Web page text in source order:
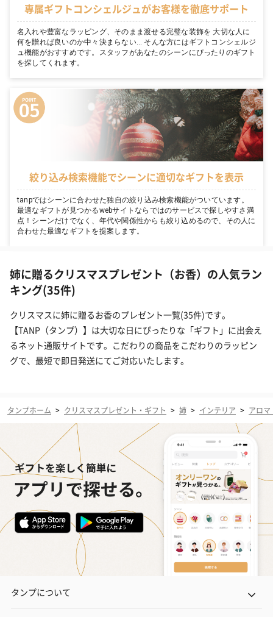
専属ギフトコンシェルジュがお客様を徹底サポート
名入れや豊富なラッピング、そのまま渡せる完璧な装飾を 大切な人に
何を贈れば良いのか中々決まらない… そんな方にはギフトコンシェルジ
ュ機能がおすすめです。スタッフがあなたのシーンにぴったりのギフト
を探してくれます。
絞り込み検索機能でシーンに適切なギフトを表示
tanpではシーンに合わせた独自の絞り込み検索機能がついています。
最適なギフトが見つかるwebサイトならではのサービスで探しやすさ満
点！シーンだけでなく、年代や関係性からも絞り込めるので、その人に
合わせた最適なギフトを提案します。
姉に贈るクリスマスプレゼント（お香）の人気ラン
キング(35件)
クリスマスに姉に贈るお香のプレゼント一覧(35件)です。
【TANP（タンプ）】は大切な日にぴったりな「ギフト」に出会え
るネット通販サイトです。こだわりの商品をこだわりのラッピン
グで、最短で即日発送にてご対応いたします。
タンプホーム > クリスマスプレゼント・ギフト > 姉 > インテリア > アロマ
タンプについて